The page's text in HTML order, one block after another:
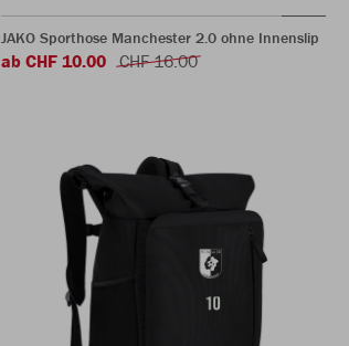
JAKO Sporthose Manchester 2.0 ohne Innenslip
ab CHF 10.00 CHF 16.00